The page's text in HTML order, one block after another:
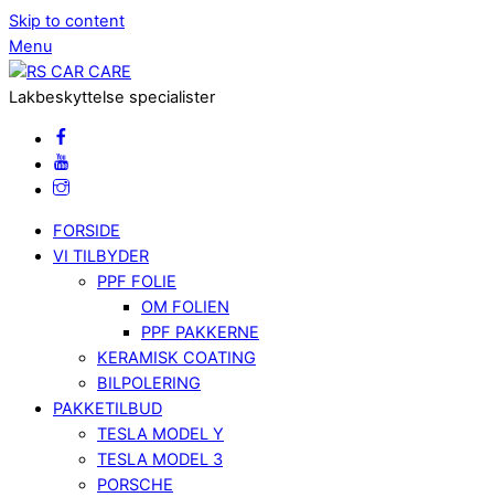
Skip to content
Menu
Lakbeskyttelse specialister
FORSIDE
VI TILBYDER
PPF FOLIE
OM FOLIEN
PPF PAKKERNE
KERAMISK COATING
BILPOLERING
PAKKETILBUD
TESLA MODEL Y
TESLA MODEL 3
PORSCHE